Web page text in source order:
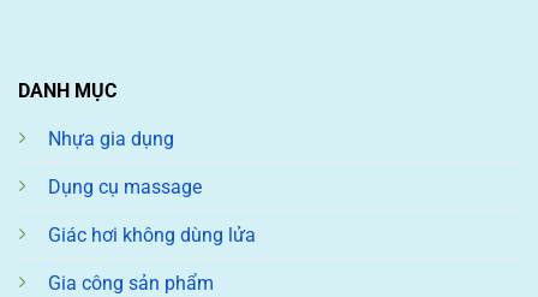
DANH MỤC
Nhựa gia dụng
Dụng cụ massage
Giác hơi không dùng lửa
Gia công sản phẩm